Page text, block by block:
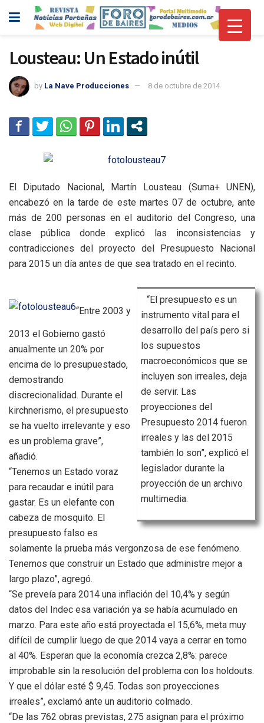
Lousteau: Un Estado inútil
by La Nave Producciones 8 de octubre de 2014
El Diputado Nacional, Martín Lousteau (Suma+ UNEN),
encabezó en la tarde de este martes 07 de octubre, ante
más de 200 personas en el auditorio del Congreso, una
clase pública donde explicó las inconsistencias y
contradicciones del proyecto del Presupuesto Nacional
para 2015 un día antes de que sea tratado en el recinto.
“El presupuesto es un
instrumento vital para el
desarrollo del país pero si
los supuestos
macroeconómicos que se
incluyen son irreales, deja
de servir. Las
proyecciones del
Presupuesto 2014 fueron
irreales y las del 2015
también lo son”, explicó el
legislador durante la
proyección de un archivo
multimedia.
“Entre 2003 y
2013 el Gobierno gastó
anualmente un 20% por
encima de lo presupuestado,
demostrando
discrecionalidad. Durante el
kirchnerismo, el presupuesto
se ha vuelto irrelevante y eso
es un problema grave”,
añadió.
“Tenemos un Estado voraz
para recaudar e inútil para
gastar. Es un elefante con
cabeza de mosquito. El
presupuesto falso es
solamente la prueba más vergonzosa de ese fenómeno.
Tenemos que construir un Estado que administre mejor a
largo plazo”, agregó.
“Se preveía para 2014 una inflación del 10,4% y según
datos del Indec esa variación ya se había acumulado en
marzo. Para este año está proyectada el 15,6%, meta muy
difícil de cumplir luego de que 2014 vaya a cerrar en torno
al 40%. Esperan que la economía crezca 2,8%: parece
improbable sin la resolución del problema con los holdouts.
Y que el dólar esté $ 9,45. Todas son proyecciones
irreales”, exclamó ante un auditorio colmado.
“De las 762 obras previstas, 275 asignan para el próximo